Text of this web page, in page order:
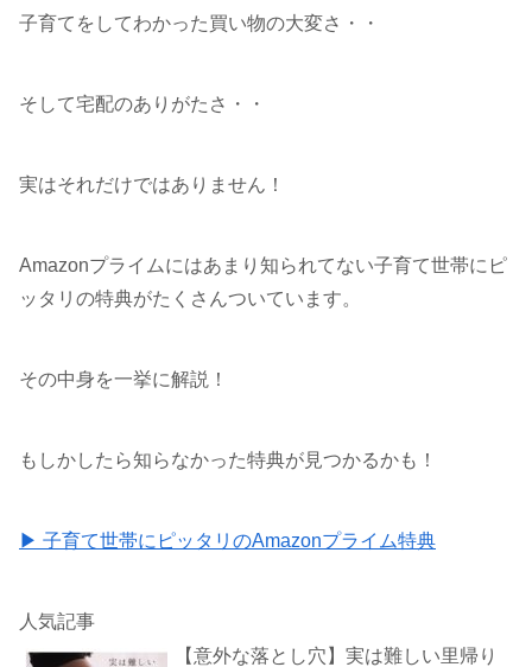
子育てをしてわかった買い物の大変さ・・
そして宅配のありがたさ・・
実はそれだけではありません！
Amazonプライムにはあまり知られてない子育て世帯にピ
ッタリの特典がたくさんついています。
その中身を一挙に解説！
もしかしたら知らなかった特典が見つかるかも！
▶ 子育て世帯にピッタリのAmazonプライム特典
人気記事
【意外な落とし穴】実は難しい里帰り